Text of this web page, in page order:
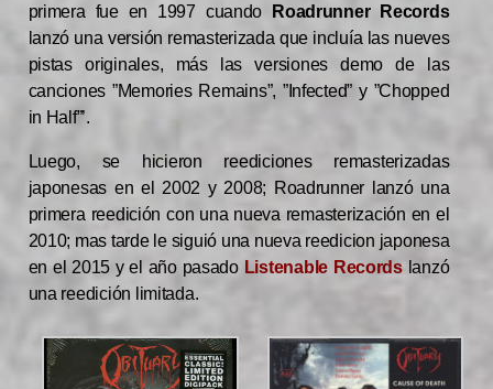
primera fue en 1997 cuando
Roadrunner Records
lanzó una versión remasterizada que incluía las nueves
pistas originales, más las versiones demo de las
canciones ”Memories Remains”, ”Infected” y ”Chopped
in Half”’.
Luego, se hicieron reediciones remasterizadas
japonesas en el 2002 y 2008; Roadrunner lanzó una
primera reedición con una nueva remasterización en el
2010; mas tarde le siguió una nueva reedicion japonesa
en el 2015 y el año pasado Listenable Recordslanzó
una reedición limitada.